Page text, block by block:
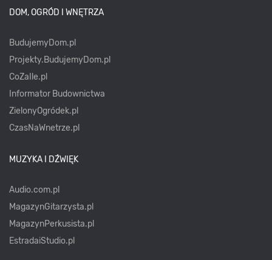
DOM, OGRÓD I WNĘTRZA
BudujemyDom.pl
Projekty.BudujemyDom.pl
CoZaIle.pl
Informator Budownictwa
ZielonyOgródek.pl
CzasNaWnetrze.pl
MUZYKA I DŹWIĘK
Audio.com.pl
MagazynGitarzysta.pl
MagazynPerkusista.pl
EstradaiStudio.pl